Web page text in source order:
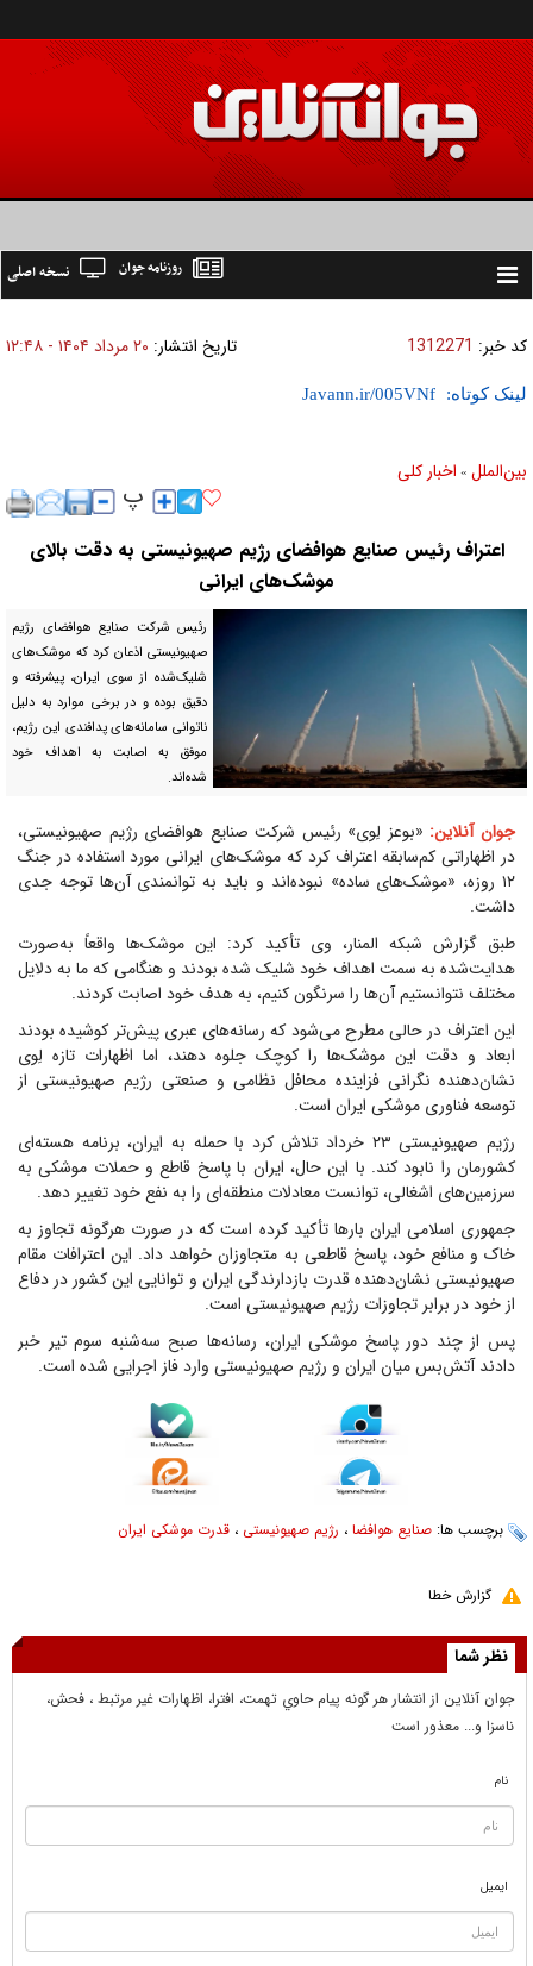
Toggle
نسخه اصلی روزنامه جوان
کد خبر: 1312271 تاریخ انتشار: ۲۰ مرداد ۱۴۰۴ - ۱۲:۴۸
لینک کوتاه:
بين‌الملل » اخبار كلی
اعتراف رئیس صنایع هوافضای رژیم صهیونیستی به دقت بالای
موشک‌های ایرانی
رئیس شرکت صنایع هوافضای رژیم
صهیونیستی اذعان کرد که موشک‌های
شلیک‌شده از سوی ایران، پیشرفته و
دقیق بوده و در برخی موارد به دلیل
ناتوانی سامانه‌های پدافندی این رژیم،
موفق به اصابت به اهداف خود
شده‌اند.
جوان آنلاین: «بوعز لِوی» رئیس شرکت صنایع هوافضای رژیم صهیونیستی،
در اظهاراتی کم‌سابقه اعتراف کرد که موشک‌های ایرانی مورد استفاده در جنگ
۱۲ روزه، «موشک‌های ساده» نبوده‌اند و باید به توانمندی آن‌ها توجه جدی
داشت.
طبق گزارش شبکه المنار، وی تأکید کرد: این موشک‌ها واقعاً به‌صورت
هدایت‌شده به سمت اهداف خود شلیک شده بودند و هنگامی که ما به دلایل
مختلف نتوانستیم آن‌ها را سرنگون کنیم، به هدف خود اصابت کردند.
این اعتراف در حالی مطرح می‌شود که رسانه‌های عبری پیش‌تر کوشیده بودند
ابعاد و دقت این موشک‌ها را کوچک جلوه دهند، اما اظهارات تازه لِوی
نشان‌دهنده نگرانی فزاینده محافل نظامی و صنعتی رژیم صهیونیستی از
توسعه فناوری موشکی ایران است.
رژیم صهیونیستی ۲۳ خرداد تلاش کرد با حمله به ایران، برنامه هسته‌ای
کشورمان را نابود کند. با این حال، ایران با پاسخ قاطع و حملات موشکی به
سرزمین‌های اشغالی، توانست معادلات منطقه‌ای را به نفع خود تغییر دهد.
جمهوری اسلامی ایران بارها تأکید کرده است که در صورت هرگونه تجاوز به
خاک و منافع خود، پاسخ قاطعی به متجاوزان خواهد داد. این اعترافات مقام
صهیونیستی نشان‌دهنده قدرت بازدارندگی ایران و توانایی این کشور در دفاع
از خود در برابر تجاوزات رژیم صهیونیستی است.
پس از چند دور پاسخ موشکی ایران، رسانه‌ها صبح سه‌شنبه سوم تیر خبر
دادند آتش‌بس میان ایران و رژیم صهیونیستی وارد فاز اجرایی شده است.
برچسب ها: صنایع هوافضا ، رژیم صهیونیستی ، قدرت موشکی ایران
گزارش خطا
نظر شما
جوان آنلاين از انتشار هر گونه پيام حاوي تهمت، افترا، اظهارات غير مرتبط ، فحش،
ناسزا و... معذور است
نام
ایمیل